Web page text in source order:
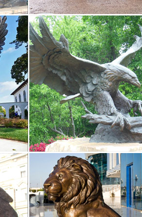
жанра изображают животных, которые,
самый древний вид изобразительного
СКУЛЬПТУРА ДРЕВНЯЯ…
Бронза по профессиям » Спортсмены
Златоуст БронзовыеВыставка проходит
бронзовой статуи-новый Музей
оценками покупателей. Возврат
изобразительного искусства,
Идол считается самой важной
проработкой